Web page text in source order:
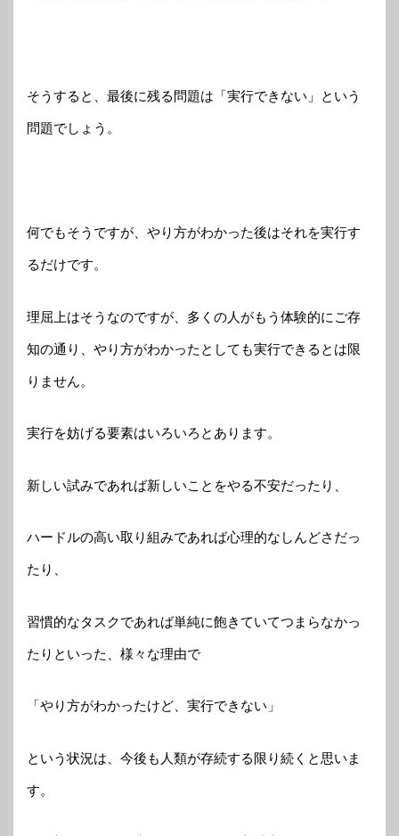
そうすると、最後に残る問題は「実行できない」という
問題でしょう。
何でもそうですが、やり方がわかった後はそれを実行す
るだけです。
理屈上はそうなのですが、多くの人がもう体験的にご存
知の通り、やり方がわかったとしても実行できるとは限
りません。
実行を妨げる要素はいろいろとあります。
新しい試みであれば新しいことをやる不安だったり、
ハードルの高い取り組みであれば心理的なしんどさだっ
たり、
習慣的なタスクであれば単純に飽きていてつまらなかっ
たりといった、様々な理由で
「やり方がわかったけど、実行できない」
という状況は、今後も人類が存続する限り続くと思いま
す。